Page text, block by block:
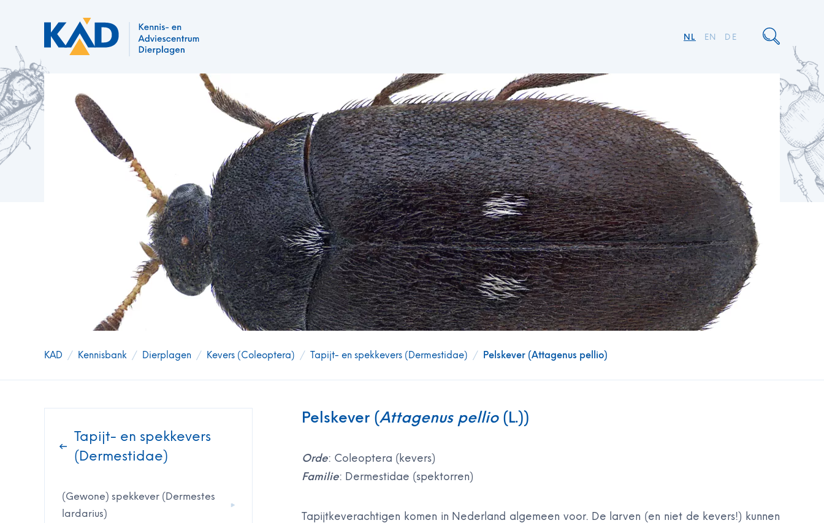
DE
EN
NL
KAD / Kennisbank / Dierplagen / Kevers (Coleoptera) / Tapijt- en spekkevers (Dermestidae) / Pelskever (Attagenus pellio)
Tapijt- en spekkevers
(Dermestidae)
(Gewone) spekkever (Dermestes
lardarius)
Pelskever (Attagenus pellio(L.))
Orde: Coleoptera (kevers)
Familie: Dermestidae (spektorren)
Tapijtkeverachtigen komen in Nederland algemeen voor. De larven (en niet de kevers!) kunnen